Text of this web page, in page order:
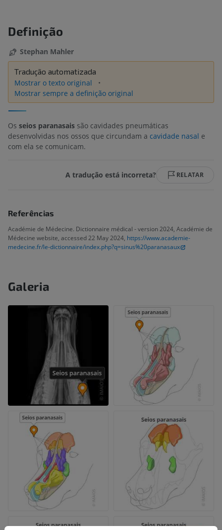
Definição
Stephan Mahler
Tradução automatizada
Mostrar o texto original
Mostrar sempre a definição original
Os seios paranasais são cavidades pneumáticas
desenvolvidas nos ossos que circundam a cavidade nasal e
com ela se comunicam.
A tradução está incorreta? RELATAR
Referências
Académie de Médecine. Dictionnaire médical - version 2024, Académie de
Médecine website, accessed 22 May 2024, https://www.academie-
medecine.fr/le-dictionnaire/index.php?q=sinus%20paranasaux
Galeria